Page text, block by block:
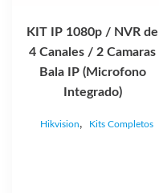
KIT IP 1080p / NVR de
4 Canales / 2 Camaras
Bala IP (Microfono
Integrado)
Hikvision, Kits Completos